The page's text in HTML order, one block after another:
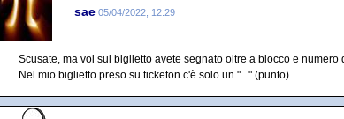
sae 05/04/2022, 12:29
Scusate, ma voi sul biglietto avete segnato oltre a blocco e numero
Nel mio biglietto preso su ticketon c'è solo un " . " (punto)